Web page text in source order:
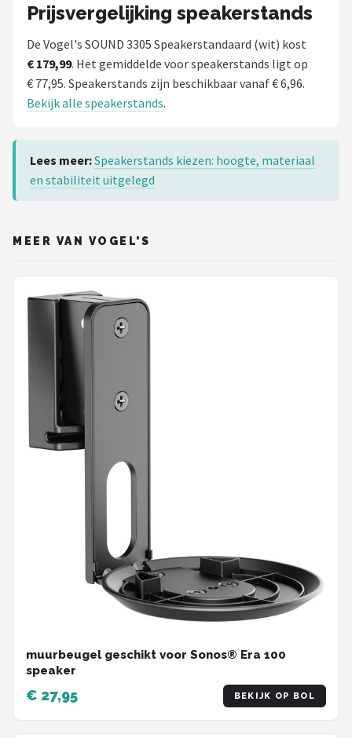
Prijsvergelijking speakerstands
De Vogel's SOUND 3305 Speakerstandaard (wit) kost
€ 179,99. Het gemiddelde voor speakerstands ligt op
€ 77,95. Speakerstands zijn beschikbaar vanaf € 6,96.
Bekijk alle speakerstands.
Lees meer:Speakerstands kiezen: hoogte, materiaal
en stabiliteit uitgelegd
MEER VAN VOGEL'S
muurbeugel geschikt voor Sonos® Era 100
speaker
€ 27,95 BEKIJK OP BOL